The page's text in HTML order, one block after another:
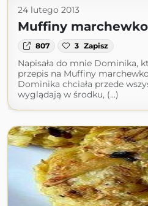
24 lutego 2013
Muffiny
807 3 Zapisz
Napisała do mnie Dominika,
przepis na Muffiny
Dominika chciała przede
wyglądają w środku, (...)